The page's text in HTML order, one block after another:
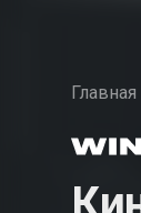
Главная